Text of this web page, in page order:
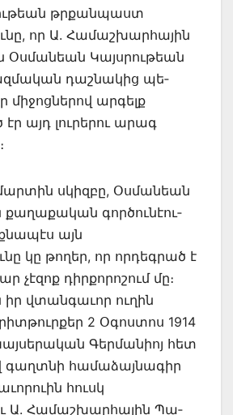
թրքանպաստ
որ Ա. Համաշխար­հային
Կայսրութեան
դաշնակից պե­
միջոցներով արգելք
այդ լուրերու արագ
սկիզբը, Օսմանեան
քաղաքական գործունէու­
այն
կը թողեր, որ որդեգրած է
դիրքորոշում մը։
իր վտանգաւոր ուղին
2 Օգոստոս 1914
Գերմանիոյ հետ
գաղտնի հա­մաձայնագիր
հուսկ
Ա. Համաշխարհային Պա­